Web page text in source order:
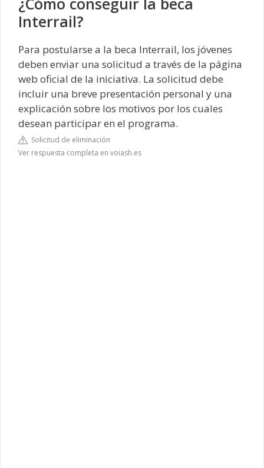
Interrail?
Para postularse a la beca Interrail, los jóvenes
deben enviar una solicitud a través de la página
web oficial de la iniciativa. La solicitud debe
incluir una breve presentación personal y una
explicación sobre los motivos por los cuales
desean participar en el programa.
Solicitud de eliminación
Ver respuesta completa en voiash.es